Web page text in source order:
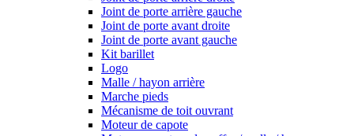
Joint de porte arrière gauche
Joint de porte avant droite
Joint de porte avant gauche
Kit barillet
Logo
Malle / hayon arrière
Marche pieds
Mécanisme de toit ouvrant
Moteur de capote